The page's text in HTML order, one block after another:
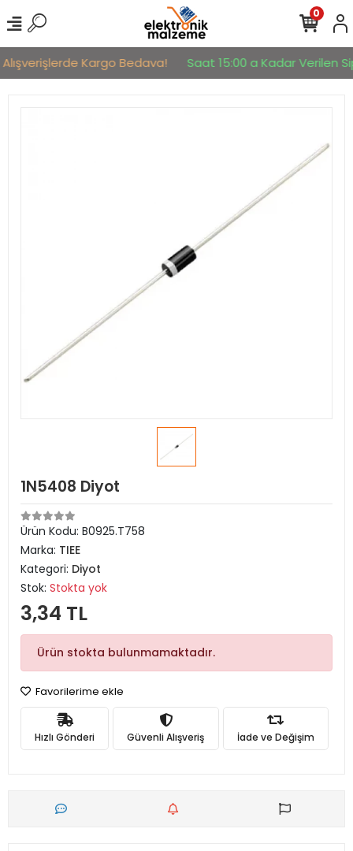
Kargo Bedava! Saat 15:00 a Kadar Verilen
0
1N5408 Diyot
Ürün Kodu: B0925.T758
Marka: TIEE
Kategori: Diyot
Stok: Stokta yok
3,34 TL
Ürün stokta bulunmamaktadır.
Favorilerime ekle
Hızlı Gönderi Güvenli Alışveriş İade ve Değişim